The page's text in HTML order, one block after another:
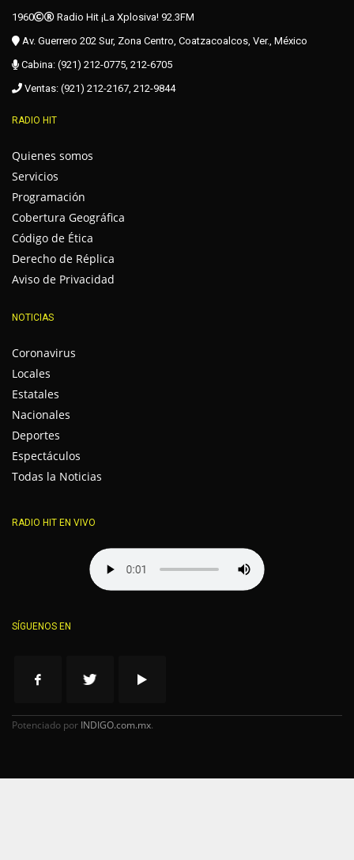
1960
Radio Hit ¡La Xplosiva! 92.3FM
Av. Guerrero 202 Sur, Zona Centro, Coatzacoalcos, Ver., México
Cabina: (921) 212-0775, 212-6705
Ventas: (921) 212-2167, 212-9844
RADIO HIT
Quienes somos
Servicios
Programación
Cobertura Geográfica
Código de Ética
Derecho de Réplica
Aviso de Privacidad
NOTICIAS
Coronavirus
Locales
Estatales
Nacionales
Deportes
Espectáculos
Todas la Noticias
RADIO HIT EN VIVO
SÍGUENOS EN
Potenciado por INDIGO.com.mx.